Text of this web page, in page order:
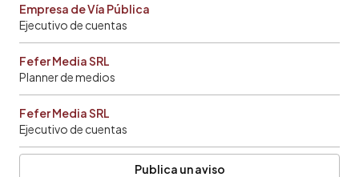
Empresa de Vía Pública
Ejecutivo de cuentas
Fefer Media SRL
Planner de medios
Fefer Media SRL
Ejecutivo de cuentas
Publica un aviso